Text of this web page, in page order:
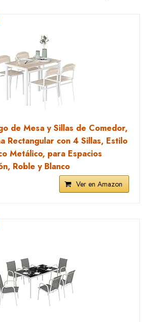
de Mesa y Sillas de Comedor,
Rectangular con 4 Sillas, Estilo
Metálico, para Espacios
Roble y Blanco
Ver en Amazon